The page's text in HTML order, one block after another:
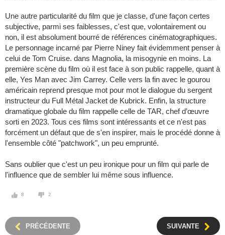
Une autre particularité du film que je classe, d'une façon certes
subjective, parmi ses faiblesses, c'est que, volontairement ou
non, il est absolument bourré de références cinématographiques.
Le personnage incarné par Pierre Niney fait évidemment penser à
celui de Tom Cruise. dans Magnolia, la misogynie en moins. La
première scène du film où il est face à son public rappelle, quant à
elle, Yes Man avec Jim Carrey. Celle vers la fin avec le gourou
américain reprend presque mot pour mot le dialogue du sergent
instructeur du Full Métal Jacket de Kubrick. Enfin, la structure
dramatique globale du film rappelle celle de TAR, chef d’œuvre
sorti en 2023. Tous ces films sont intéressants et ce n'est pas
forcément un défaut que de s'en inspirer, mais le procédé donne à
l'ensemble côté "patchwork", un peu emprunté.
Sans oublier que c'est un peu ironique pour un film qui parle de
l'influence que de sembler lui même sous influence.
8 2
PRÉCÉDENTE SUIVANTE